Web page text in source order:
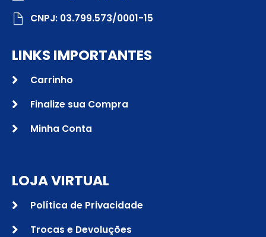
CNPJ: 03.799.573/0001-15
LINKS IMPORTANTES
Carrinho
Finalize sua Compra
Minha Conta
LOJA VIRTUAL
Política de Privacidade
Trocas e Devoluções